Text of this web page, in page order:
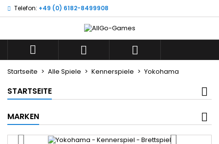
Telefon: +49 (0) 6182-8499908
  
Startseite Alle Spiele Kennerspiele Yokohama
STARTSEITE
MARKEN
Wunschliste ×
add_circle_outline
Neue Liste anlegen
((title)) ×
((label))
Anmelden ×
Sie müssen angemeldet sein, um Artikel Ihrer
Wunschliste hinzufügen zu können.